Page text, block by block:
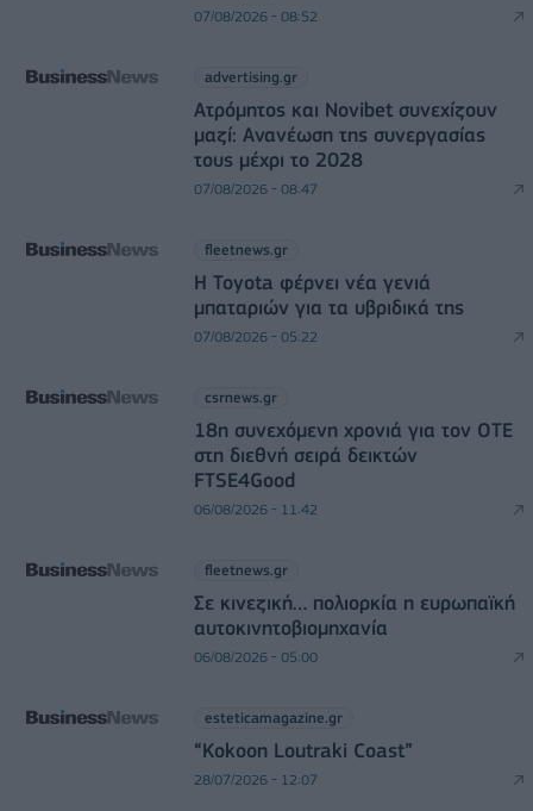
07/08/2026 - 08:52
advertising.gr
Ατρόμητος και Novibet συνεχίζουν
μαζί: Ανανέωση της συνεργασίας
τους μέχρι το 2028
07/08/2026 - 08:47
fleetnews.gr
Η Toyota φέρνει νέα γενιά
μπαταριών για τα υβριδικά της
07/08/2026 - 05:22
csrnews.gr
18η συνεχόμενη χρονιά για τον ΟΤΕ
στη διεθνή σειρά δεικτών
FTSE4Good
06/08/2026 - 11:42
fleetnews.gr
Σε κινεζική… πολιορκία η ευρωπαϊκή
αυτοκινητοβιομηχανία
06/08/2026 - 05:00
esteticamagazine.gr
“Kokoon Loutraki Coast”
28/07/2026 - 12:07